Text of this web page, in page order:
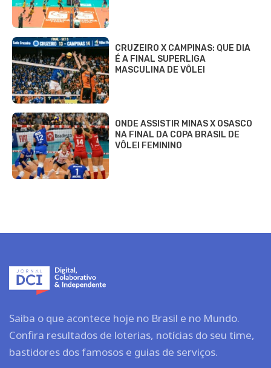
CRUZEIRO X CAMPINAS: QUE DIA
É A FINAL SUPERLIGA
MASCULINA DE VÔLEI
ONDE ASSISTIR MINAS X OSASCO
NA FINAL DA COPA BRASIL DE
VÔLEI FEMININO
Saiba o que acontece hoje no Brasil e no Mundo.
Confira resultados de loterias, notícias do seu time,
bastidores dos famosos e guias de serviços.